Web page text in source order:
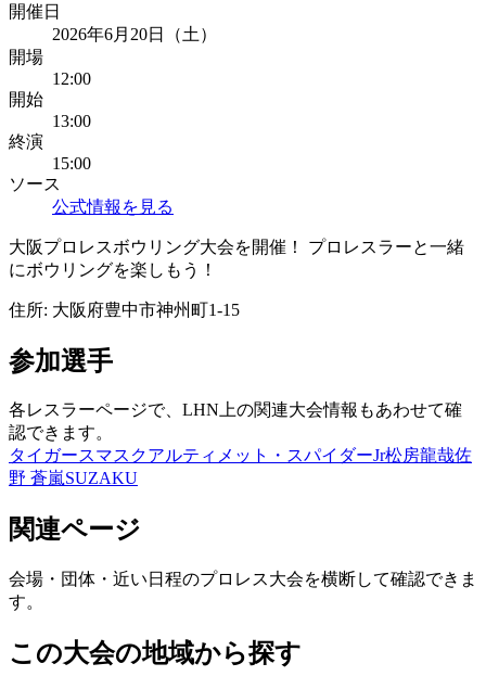
開催日
2026年6月20日（土）
開場
12:00
開始
13:00
終演
15:00
ソース
公式情報を見る
大阪プロレスボウリング大会を開催！ プロレスラーと一緒
にボウリングを楽しもう！
住所: 大阪府豊中市神州町1-15
参加選手
各レスラーページで、LHN上の関連大会情報もあわせて確
認できます。
タイガースマスクアルティメット・スパイダーJr松房龍哉佐
野 蒼嵐SUZAKU
関連ページ
会場・団体・近い日程のプロレス大会を横断して確認できま
す。
この大会の地域から探す